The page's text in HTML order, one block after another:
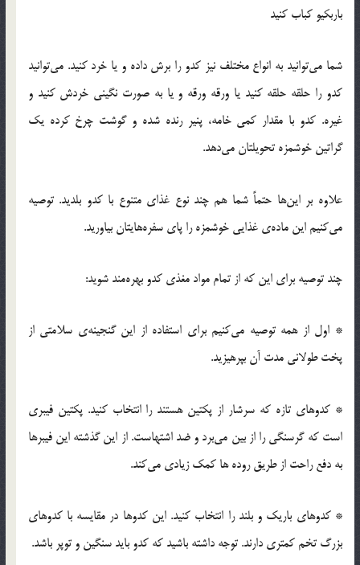
باربکیو کباب کنید
شما می‌توانید به انواع مختلف نیز کدو را برش داده و یا خرد کنید. می‌توانید
کدو را حلقه حلقه کنید یا ورقه ورقه و یا به صورت نگینی خردش کنید و
غیره. کدو با مقدار کمی خامه، پنیر رنده شده و گوشت چرخ کرده یک
گراتین خوشمزه تحویلتان می‌دهد.
علاوه بر این‌ها حتماً شما هم چند نوع غذای متنوع با کدو بلدید. توصیه
می‌کنیم این ماده‌ی غذایی خوشمزه را پای سفره‌هایتان بیاورید.
چند توصیه برای این که از تمام مواد مغذی کدو بهره‌مند شوید:
* اول از همه توصیه می‌کنیم برای استفاده از این گنجینه‌ی سلامتی از
پخت طولانی مدت آن بپرهیزید.
* کدوهای تازه که سرشار از پکتین هستند را انتخاب کنید. پکتین فیبری
است که گرسنگی را از بین می‌برد و ضد اشتهاست. از این گذشته این فیبرها
به دفع راحت از طریق روده ها کمک زیادی می‌کند.
* کدوهای باریک و بلند را انتخاب کنید. این کدوها در مقایسه با کدوهای
بزرگ تخم کمتری دارند. توجه داشته باشید که کدو باید سنگین و توپر باشد.